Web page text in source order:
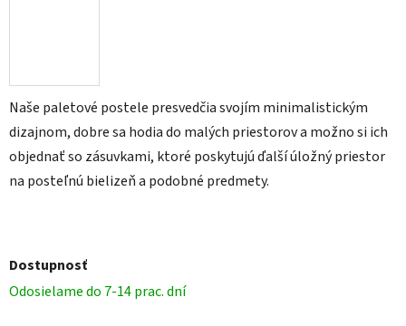
Naše paletové postele presvedčia svojím minimalistickým
dizajnom, dobre sa hodia do malých priestorov a možno si ich
objednať so zásuvkami, ktoré poskytujú ďalší úložný priestor
na posteľnú bielizeň a podobné predmety.
Dostupnosť
Odosielame do 7-14 prac. dní